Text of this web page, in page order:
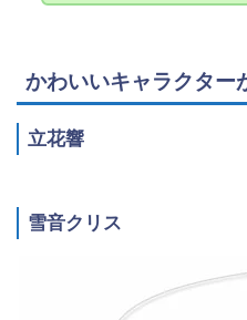
かわいいキャラクター
立花響
雪音クリス